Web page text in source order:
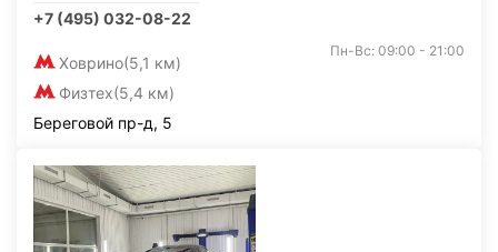
+7 (495) 032-08-22
Ховрино(5,1 км)
Физтех(5,4 км)
Пн-Вс: 09:00 - 21:00
Береговой пр-д, 5